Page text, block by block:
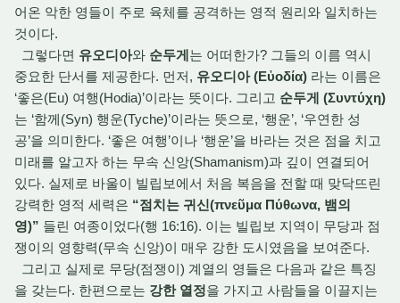
어온 악한 영들이 주로 육체를 공격하는 영적 원리와 일치하는
것이다.
그렇다면 유오디아와 순두게는 어떠한가? 그들의 이름 역시
중요한 단서를 제공한다. 먼저, 유오디아 (Εὐοδία) 라는 이름은
‘좋은(Eu) 여행(Hodia)’이라는 뜻이다. 그리고 순두게 (Συντύχη)
는 ‘함께(Syn) 행운(Tyche)’이라는 뜻으로, ‘행운’, ‘우연한 성
공’을 의미한다. ‘좋은 여행’이나 ‘행운’을 바라는 것은 점을 치고
미래를 알고자 하는 무속 신앙(Shamanism)과 깊이 연결되어
있다. 실제로 바울이 빌립보에서 처음 복음을 전할 때 맞닥뜨린
강력한 영적 세력은 “점치는 귀신(πνεῦμα Πύθωνα, 뱀의
영)” 들린 여종이었다(행 16:16). 이는 빌립보 지역이 무당과 점
쟁이의 영향력(무속 신앙)이 매우 강한 도시였음을 보여준다.
그리고 실제로 무당(점쟁이) 계열의 영들은 다음과 같은 특징
을 갖는다. 한편으로는 강한 열정을 가지고 사람들을 이끌지는